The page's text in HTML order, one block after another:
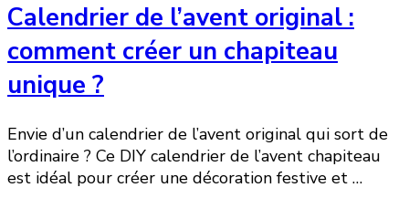
Calendrier de l’avent original :
comment créer un chapiteau
unique ?
Envie d’un calendrier de l’avent original qui sort de
l’ordinaire ? Ce DIY calendrier de l’avent chapiteau
est idéal pour créer une décoration festive et …